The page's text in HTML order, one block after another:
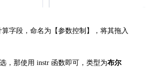
字段，命名为【参数控制】，将其拖入
，那使用 instr 函数即可，类型为布尔